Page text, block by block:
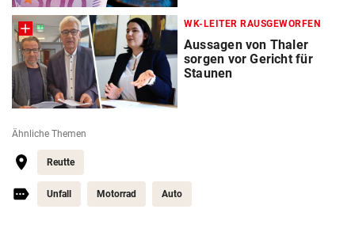
WK-LEITER RAUSGEWORFEN
Aussagen von Thaler
sorgen vor Gericht für
Staunen
Ähnliche Themen
Reutte
Unfall Motorrad Auto